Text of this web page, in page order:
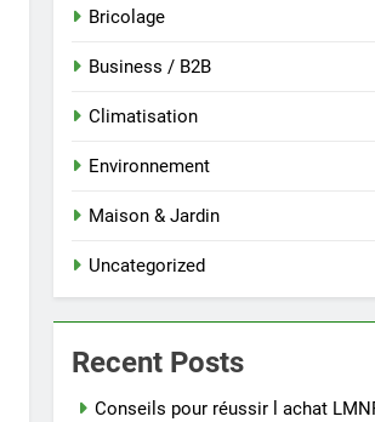
Bricolage
Business / B2B
Climatisation
Environnement
Maison & Jardin
Uncategorized
Recent Posts
Conseils pour réussir l achat